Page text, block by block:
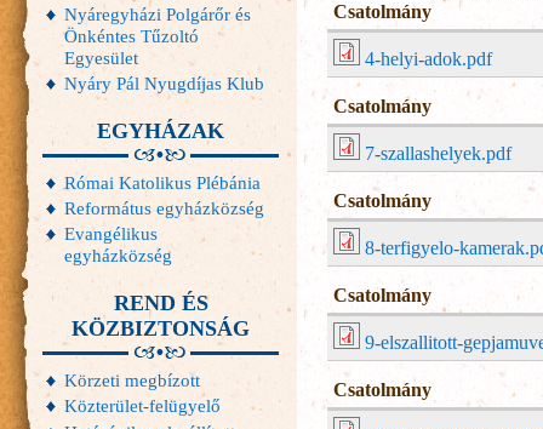
Csatolmány
4-helyi-adok.pdf
Csatolmány
7-szallashelyek.pdf
Csatolmány
8-terfigyelo-
Csatolmány
9-elszallitott-
Csatolmány
Nyáregyházi Polgárőr és
Önkéntes Tűzoltó
Egyesület
Nyáry Pál Nyugdíjas Klub
EGYHÁZAK
Római Katolikus Plébánia
Református egyházközség
Evangélikus
egyházközség
REND ÉS
KÖZBIZTONSÁG
Körzeti megbízott
Közterület-felügyelő